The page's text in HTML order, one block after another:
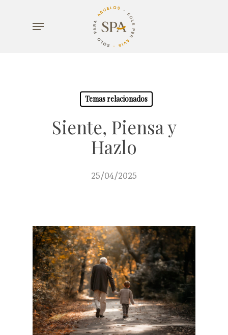
Menu
Temas relacionados
Siente, Piensa y
Hazlo
25/04/2025